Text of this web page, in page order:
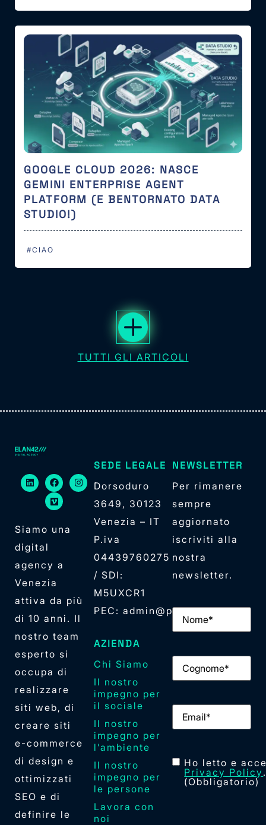
GOOGLE CLOUD 2026: NASCE
GEMINI ENTERPRISE AGENT
PLATFORM (E BENTORNATO DATA
STUDIO!)
#CIAO
TUTTI GLI ARTICOLI
Siamo una
digital
agency a
Venezia
attiva da più
di 10 anni. Il
nostro team
esperto si
occupa di
realizzare
siti web, di
creare siti
e-commerce
di design e
ottimizzati
SEO e di
definire le
SEDE LEGALE
Dorsoduro
3649, 30123
Venezia – IT
P.iva
04439760275
/ SDI:
M5UXCR1
PEC: admin@pec.elan42.com
AZIENDA
Chi Siamo
Il nostro
impegno per
il sociale
Il nostro
impegno per
l’ambiente
Il nostro
impegno per
le persone
Lavora con
noi
NEWSLETTER
Per rimanere
sempre
aggiornato
iscriviti alla
nostra
newsletter.
Nome
Cognome
Email
Consenso
Ho letto e
Privacy Policy
(Obbligatorio)